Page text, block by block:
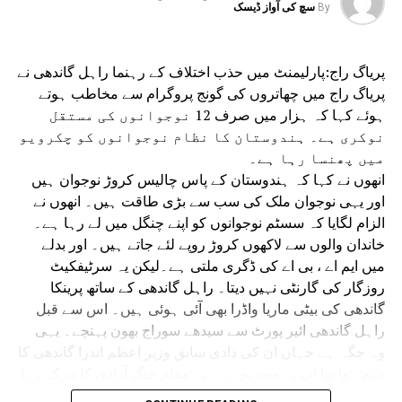
RELATED TOPICS:
JAMIATULEMAEHIND
MAULANAMAHMOODASADMADANI
UP
میاں سے واپس لیں گے زمین، 3 ماہ میں نافذ کریں
سول کوڈ، آسام کیلئے بی جے پی نے جاری کیا
منشور
DON'T MISS
کابینہ نے 28,840کروڑ روپے کی اڑان ۔ 2.0 کی اصلاح
کو دی منظوری
By سچ کی آواز ڈیسک
پریاگ راج:پارلیمنٹ میں حذب اختلاف کے رہنما راہل گاندھی نے
پریاگ راج میں چھاتروں کی گونج پروگرام سے مخاطب ہوتے
ہوئے کہا کہ ہزار میں صرف 12 نوجوانوں کی مستقل
نوکری ہے۔ ہندوستان کا نظام نوجوانوں کو چکرویو
میں پھنسا رہا ہے۔
انھوں نے کہا کہ ہندوستان کے پاس چالیس کروڑ نوجوان ہیں
اور یہی نوجوان ملک کی سب سے بڑی طاقت ہیں۔ انھوں نے
الزام لگایا کہ سسٹم نوجوانوں کو اپنے چنگل میں لے رہا ہے۔
خاندان والوں سے لاکھوں کروڑ روپے لئے جاتے ہیں۔ اور بدلے
میں ایم اے ، بی اے کی ڈگری ملتی ہے۔لیکن یہ سرٹیفکیٹ
روزگار کی گارنٹی نہیں دیتا۔ راہل گاندھی کے ساتھ پرینکا
گاندھی کی بیٹی ماریا واڈرا بھی آئی ہوئی ہیں۔ اس سے قبل
راہل گاندھی ائیر پورٹ سے سیدھے سوراج بھون پہنچے۔ یہی
ہے۔ راہل گاندھی کے اس پروگرام میں یوپی کے 23 اضلاع کے